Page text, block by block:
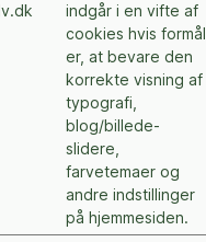
indgår i en vifte af
cookies hvis formål
er, at bevare den
korrekte visning af
typografi,
blog/billede-
slidere,
farvetemaer og
andre indstillinger
på hjemmesiden.